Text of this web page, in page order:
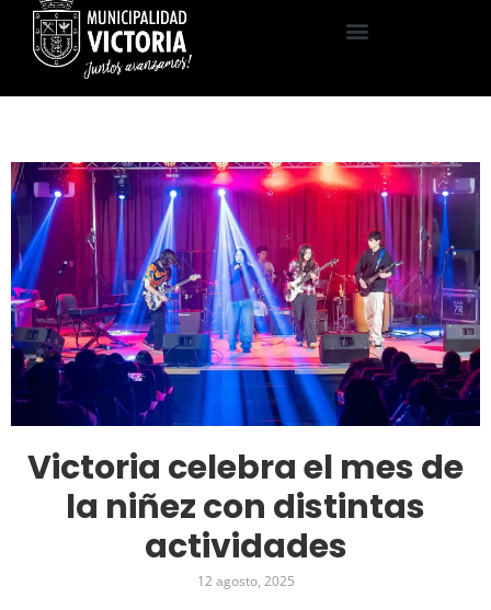
Victoria celebra el mes de
la niñez con distintas
actividades
12 agosto, 2025